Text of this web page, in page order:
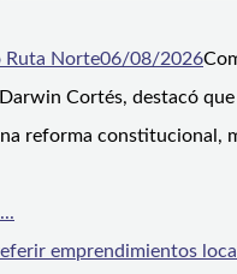
Ruta Norte06/08/2026
Cortés, destacó que
reforma constitucional,